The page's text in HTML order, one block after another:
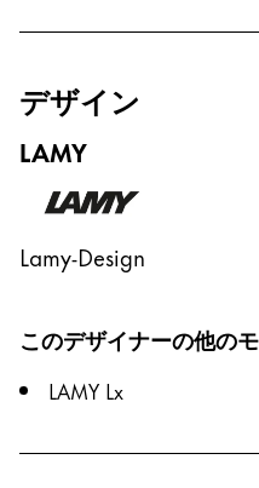
español
Mexico
español
Africa
この地域には、
South Africa
English
この地域には、Lamy
Australia
English
デザイン
LAMY
Lamy-Design
このデザイナーの他の
LAMY Lx